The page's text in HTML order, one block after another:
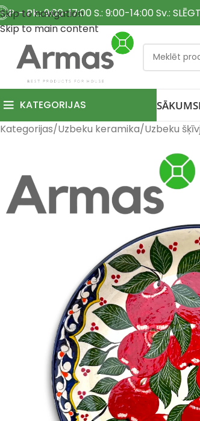
Skip to navigation
Skip to main content
P. - Pk.: 9:00-17:00 S.: 9:00-14:00 Sv.:
KATEGORIJAS SĀKUMS
Kategorijas Uzbeku keramika Uzbeku